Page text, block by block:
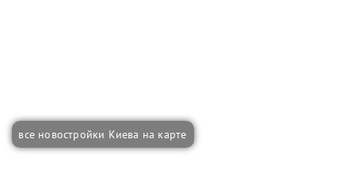
все новостройки Киева на карте